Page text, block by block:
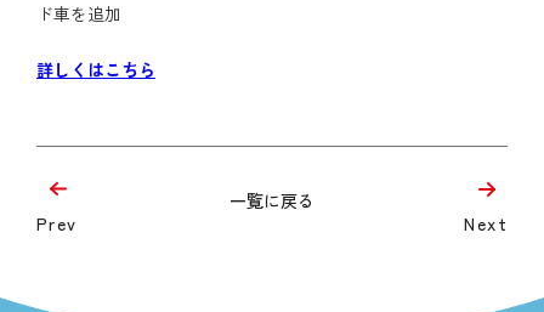
ド車を追加
詳しくはこちら
Prev
一覧に戻る
Next